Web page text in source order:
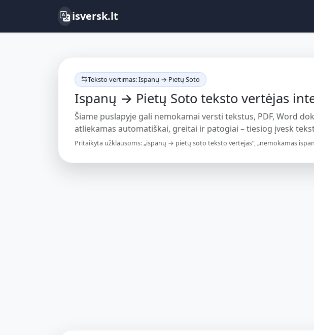
isversk.lt
Teksto vertimas: Ispanų → Pietų Soto
Ispanų → Pietų Soto teksto vertėjas
Šiame puslapyje gali nemokamai versti tekstus, PDF, Word
atliekamas automatiškai, greitai ir patogiai – tiesiog įvesk
Pritaikyta užklausoms: „ispanų → pietų soto teksto vertėjas“, „nemokamas